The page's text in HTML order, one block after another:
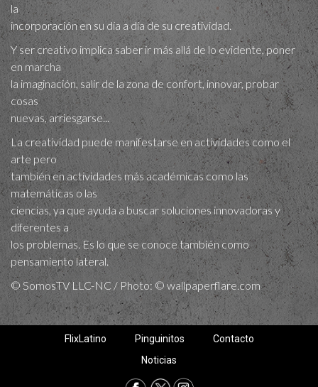
la
incorporación en su día a día de su creatividad.
Y ser creativo implica saber ir más allá de lo evidente, poner
en marcha
la imaginación, salir de la zona de confort, innovar, probar
cosas
nuevas, arriesgarse...
La creatividad puede manifestarse en actividades como el
arte pero
también en actividades más académicas como las
matemáticas o las
ciencias, ya que ayuda a buscar soluciones innovadoras y
diferentes a
los problemas. Es lo que se conoce también como
pensamiento lateral.
© SomosTV LLC-NC / Photo: © wallpaperflare.com
FlixLatino Pinguinitos
Contacto
Noticias